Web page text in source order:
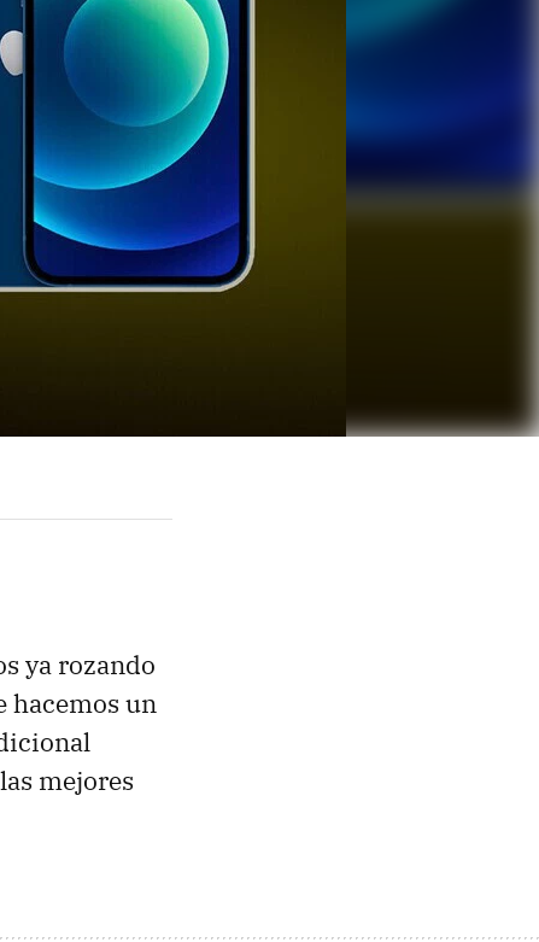
ya rozando
hacemos un
mejores